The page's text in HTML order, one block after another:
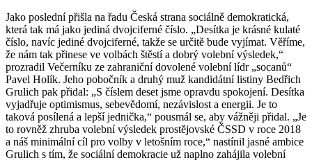
Jako poslední přišla na řadu Česká strana sociálně demokratická,
která tak má jako jediná dvojciferné číslo. „Desítka je krásné kulaté
číslo, navíc jediné dvojciferné, takže se určitě bude vyjímat. Věříme,
že nám tak přinese ve volbách štěstí a dobrý volební výsledek,“
prozradil Večerníku ze zahraniční dovolené volební lídr „socanů“
Pavel Holík. Jeho pobočník a druhý muž kandidátní listiny Bedřich
Grulich pak přidal: „S číslem deset jsme opravdu spokojení. Desítka
vyjadřuje optimismus, sebevědomí, nezávislost a energii. Je to
taková posílená a lepší jednička,“ pousmál se, aby vážněji přidal. „Je
to rovněž zhruba volební výsledek prostějovské ČSSD v roce 2018
a náš minimální cíl pro volby v letošním roce,“ nastínil jasné ambice
Grulich s tím, že sociální demokracie už naplno zahájila volební